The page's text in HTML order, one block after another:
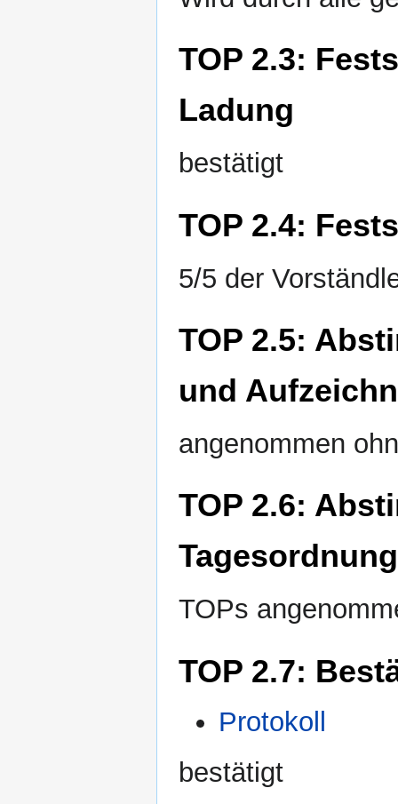
TOP 2.3:
Ladung
bestätigt
TOP 2.4:
5/5 der
TOP 2.5:
und
angenommen
TOP 2.6:
Tagesordnung
TOPs
TOP 2.7:
Protokoll
bestätigt